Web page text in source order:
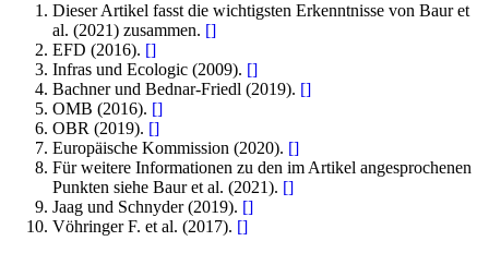
Dieser Artikel fasst die wichtigsten Erkenntnisse von Baur et
al. (2021) zusammen. []
EFD (2016). []
Infras und Ecologic (2009). []
Bachner und Bednar-Friedl (2019). []
OMB (2016). []
OBR (2019). []
Europäische Kommission (2020). []
Für weitere Informationen zu den im Artikel angesprochenen
Punkten siehe Baur et al. (2021). []
Jaag und Schnyder (2019). []
Vöhringer F. et al. (2017). []